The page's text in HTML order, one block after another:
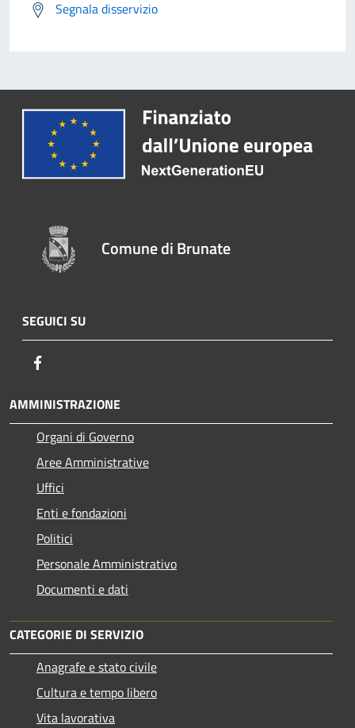
Segnala disservizio
Comune di Brunate
SEGUICI SU
AMMINISTRAZIONE
Organi di Governo
Aree Amministrative
Uffici
Enti e fondazioni
Politici
Personale Amministrativo
Documenti e dati
CATEGORIE DI SERVIZIO
Anagrafe e stato civile
Cultura e tempo libero
Vita lavorativa